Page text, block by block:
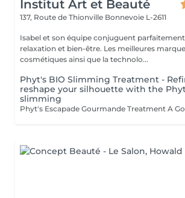
Institut Art et Beauté
137, Route de Thionville Bonnevoie L-2611
Isabel et son équipe conjuguent
relaxation et bien-être. Les meilleures marques esthétiques et
cosmétiques ainsi que la technolo...
Phyt's BIO Slimming Treatment -
reshape your silhouette with the
slimming